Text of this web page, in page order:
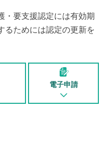
・要支援認定には有効期
るためには認定の更新を
電子申請